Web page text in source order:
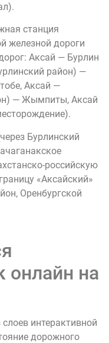
станция
железной дороги
Аксай — Бурлин
район) —
Аксай —
— Жымпиты, Аксай
Бурлинский
российскую
«Аксайский»
Оренбургской
онлайн на
интерактивной
дорожного